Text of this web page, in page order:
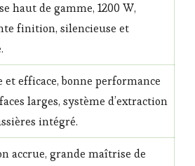
haut de gamme, 1200 W,
finition, silencieuse et
et efficace, bonne performance
larges, système d’extraction
intégré.
accrue, grande maîtrise de